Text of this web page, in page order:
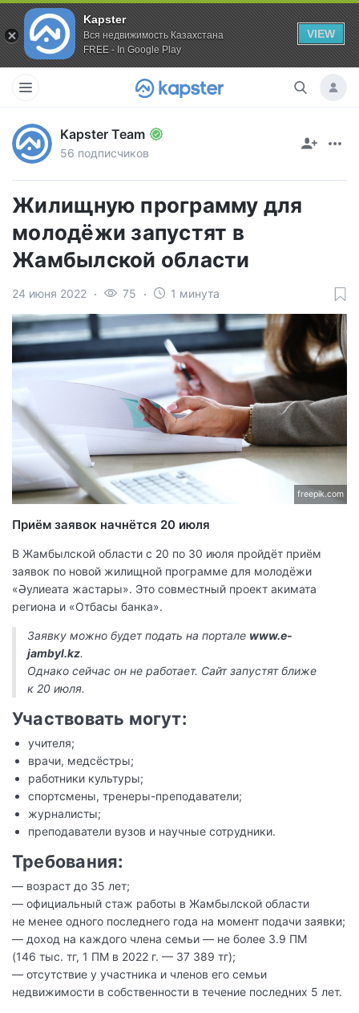
Kapster
Вся недвижимость Казахстана
FREE - In Google Play
VIEW
Kapster Team
56 подписчиков
Жилищную программу для
молодёжи запустят в
Жамбылской области
24 июня 2022 75 1 минута
freepik.com
Приём заявок начнётся 20 июля
В Жамбылской области с 20 по 30 июля пройдёт приём
заявок по новой жилищной программе для молодёжи
«Әулиеата жастары». Это совместный проект акимата
региона и «Отбасы банка».
Заявку можно будет подать на портале www.e-
jambyl.kz.
Однако сейчас он не работает. Сайт запустят ближе
к 20 июля.
Участвовать могут:
учителя;
врачи, медсёстры;
работники культуры;
спортсмены, тренеры-преподаватели;
журналисты;
преподаватели вузов и научные сотрудники.
Требования:
— возраст до 35 лет;
— официальный стаж работы в Жамбылской области
не менее одного последнего года на момент подачи заявки;
— доход на каждого члена семьи — не более 3.9 ПМ
(146 тыс. тг, 1 ПМ в 2022 г. — 37 389 тг);
— отсутствие у участника и членов его семьи
недвижимости в собственности в течение последних 5 лет.